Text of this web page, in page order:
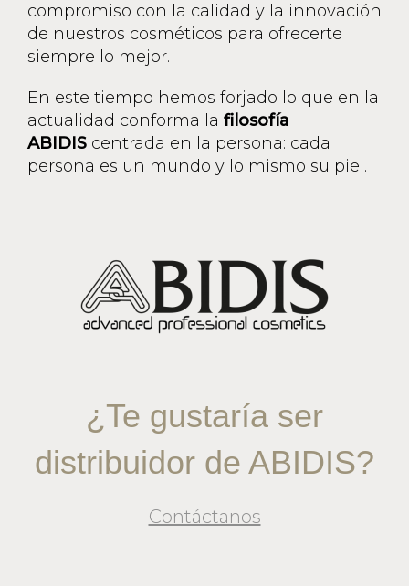
compromiso con la calidad y la innovación
de nuestros cosméticos para ofrecerte
siempre lo mejor.
En este tiempo hemos forjado lo que en la
actualidad conforma la filosofía
ABIDIS centrada en la persona: cada
persona es un mundo y lo mismo su piel.
¿Te gustaría ser
distribuidor de ABIDIS?
Contáctanos